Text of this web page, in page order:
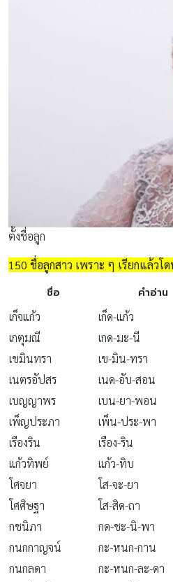
ตั้งชื่อลูก
150 ชื่อลูกสาว เพราะ ๆ เรียกแล้วโ
ชื่อ คำอ่าน
เก็จแก้ว เก็ด-แก้ว
เกตุมณี
เกด-มะ-นี
เขมินทรา
เข-มิน-ทรา
เนตรอัปสร
เนด-อับ-สอน
เบญญาพร
เบน-ยา-พอน
เพ็ญประภา
เพ็น-ประ-พา
เรืองริน
เรือง-ริน
แก้วทิพย์
แก้ว-ทิบ
โศจยา
โส-จะ-ยา
โศศิษฐา
โส-สิด-ถา
กชนิภา
กด-ชะ-นิ-พา
กนกกาญจน์
กะ-หนก-กาน
กนกลดา
กะ-หนก-ละ-ดา